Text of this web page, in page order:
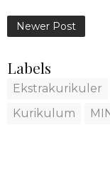
Newer Post
Labels
Ekstrakurikuler
Kurikulum